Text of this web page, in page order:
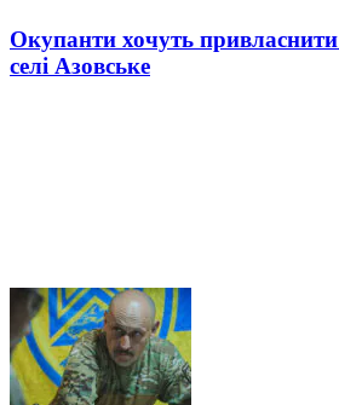
Окупанти хочуть
селі Азовське